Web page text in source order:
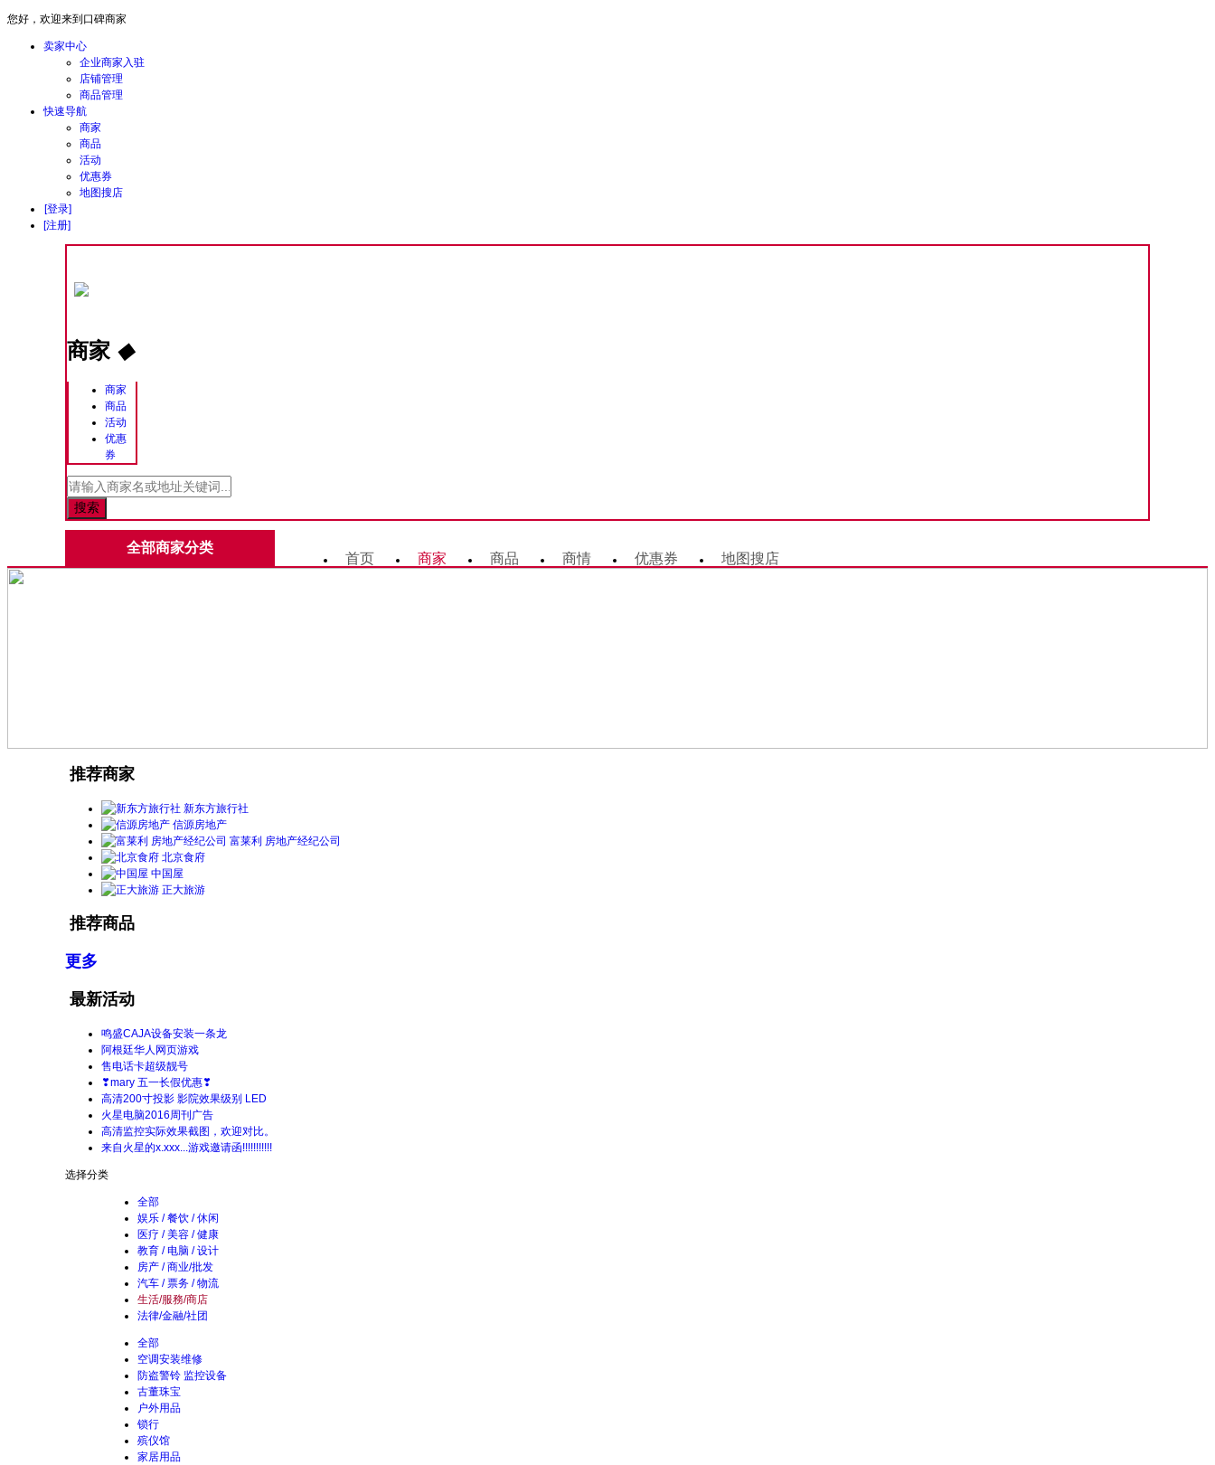
您好，欢迎来到口碑商家
卖家中心
企业商家入驻
店铺管理
商品管理
快速导航
商家
商品
活动
优惠券
地图搜店
[登录]
[注册]
商家 ◆
商家
商品
活动
优惠
券
全部商家分类
首页 商家 商品 商情 优惠券 地图搜店
推荐商家
新东方旅行社
信源房地产
富莱利 房地产经纪公司
北京食府
中国屋
正大旅游
推荐商品
更多
最新活动
鸣盛CAJA设备安装一条龙
阿根廷华人网页游戏
售电话卡超级靓号
❣mary 五一长假优惠❣
高清200寸投影 影院效果级别 LED
火星电脑2016周刊广告
高清监控实际效果截图，欢迎对比。
来自火星的x.xxx...游戏邀请函!!!!!!!!!!!
选择分类
全部
娱乐 / 餐饮 / 休闲
医疗 / 美容 / 健康
教育 / 电脑 / 设计
房产 / 商业/批发
汽车 / 票务 / 物流
生活/服務/商店
法律/金融/社团
全部
空调安装维修
防盗警铃 监控设备
古董珠宝
户外用品
锁行
殡仪馆
家居用品